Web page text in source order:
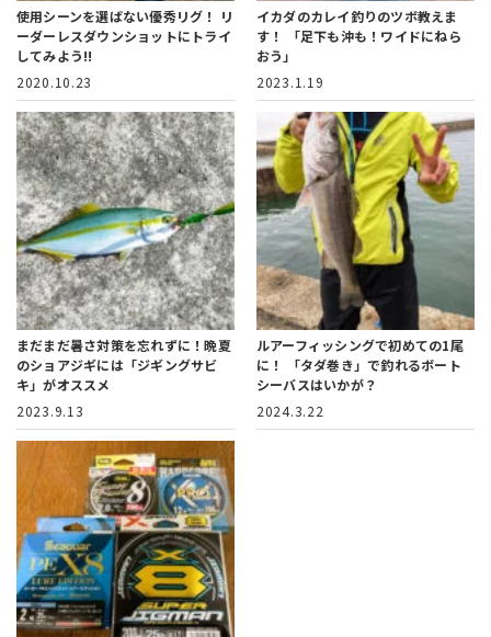
使用シーンを選ばない優秀リグ！
リ
ーダーレスダウンショットにトライ
してみよう!!
2020.10.23
イカダのカレイ釣りのツボ教えま
す！
「足下も沖も！ワイドにねら
おう」
2023.1.19
まだまだ暑さ対策を忘れずに！晩夏
のショアジギには「ジギングサビ
キ」がオススメ
2023.9.13
ルアーフィッシングで初めての1尾
に！
「タダ巻き」で釣れるボート
シーバスはいかが？
2024.3.22